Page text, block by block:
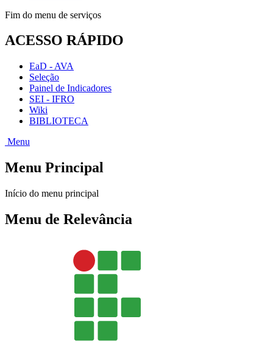
Fim do menu de serviços
ACESSO RÁPIDO
EaD - AVA
Seleção
Painel de Indicadores
SEI - IFRO
Wiki
BIBLIOTECA
Menu
Menu Principal
Início do menu principal
Menu de Relevância